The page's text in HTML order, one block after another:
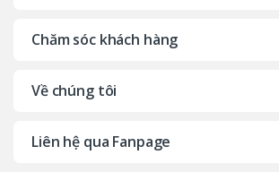
Chăm sóc khách hàng
Về chúng tôi
Liên hệ qua Fanpage